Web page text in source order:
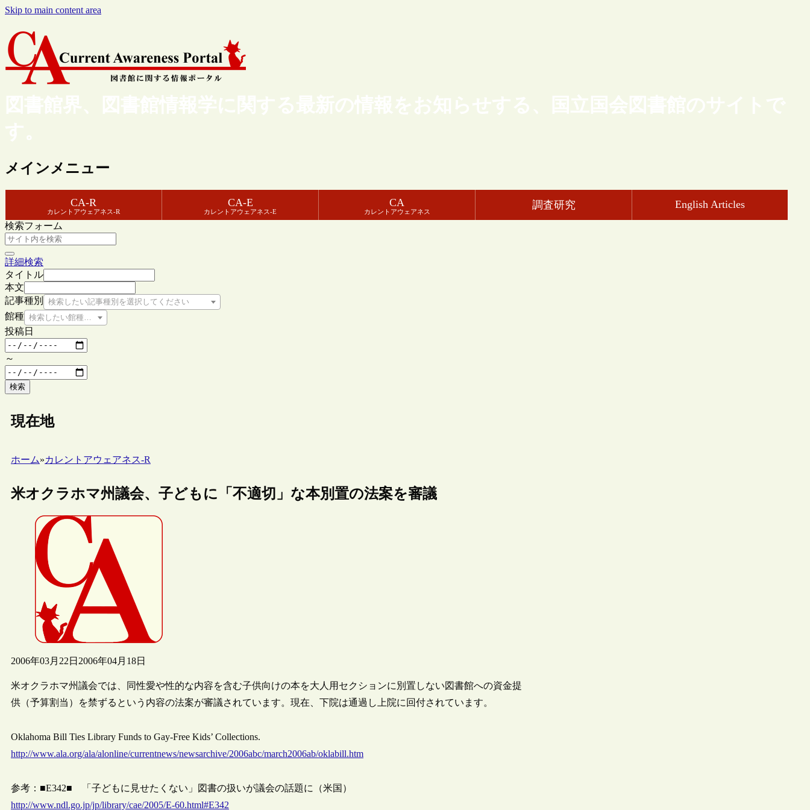
Skip to main content area
図書館界、図書館情報学に関する最新の情報をお知らせする、国立国会図書館のサイトで
す。
メインメニュー
CA-R
カレントアウェアネス-R
CA-E
カレントアウェアネス-E
CA
カレントアウェアネス
調査研究 English Articles
検索フォーム
詳細検索
タイトル
本文
記事種別
検索したい記事種別を選択してください
館種 検索したい館種を選択してください
投稿日
～
検索
現在地
ホーム»カレントアウェアネス-R
米オクラホマ州議会、子どもに「不適切」な本別置の法案を審議
2006年03月22日 2006年04月18日
米オクラホマ州議会では、同性愛や性的な内容を含む子供向けの本を大人用セクションに別置しない図書館への資金提
供（予算割当）を禁ずるという内容の法案が審議されています。現在、下院は通過し上院に回付されています。
Oklahoma Bill Ties Library Funds to Gay-Free Kids’ Collections.
http://www.ala.org/ala/alonline/currentnews/newsarchive/2006abc/march2006ab/oklabill.htm
参考：■E342■ 「子どもに見せたくない」図書の扱いが議会の話題に（米国）
http://www.ndl.go.jp/jp/library/cae/2005/E-60.html#E342